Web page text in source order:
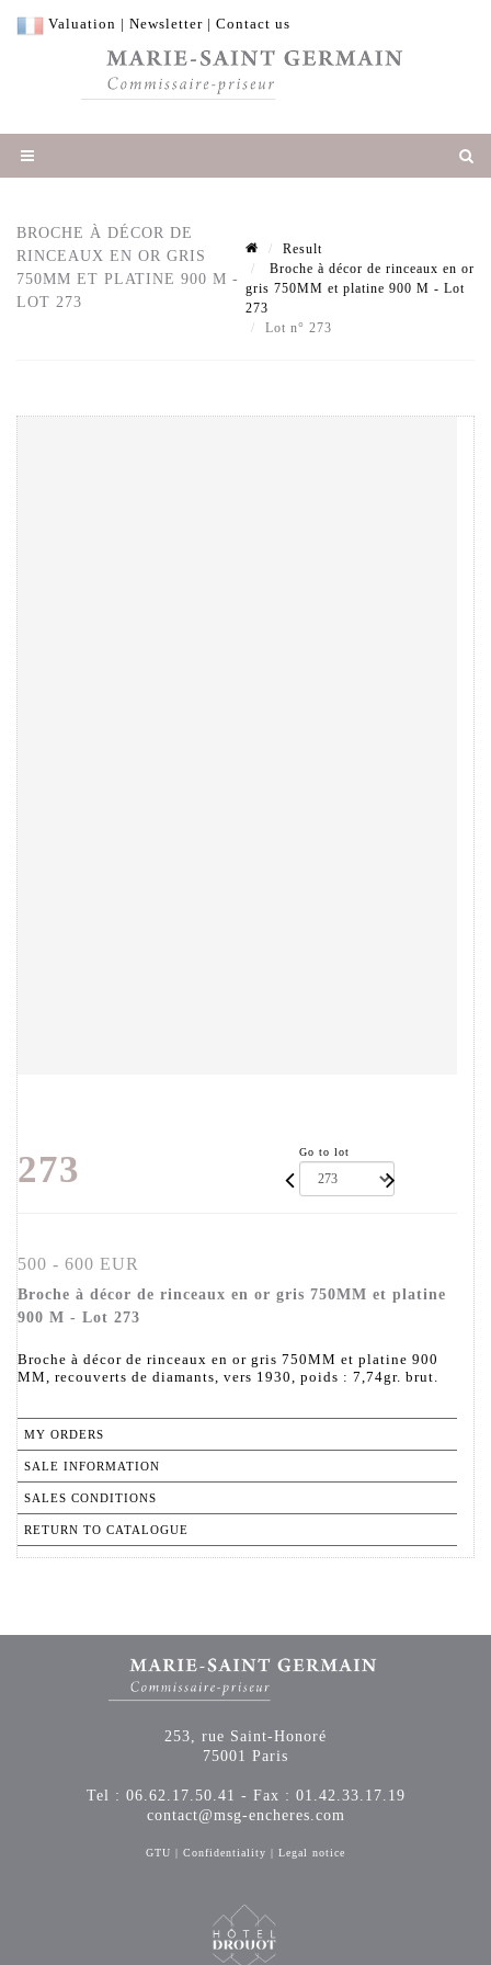
Valuation | Newsletter | Contact us
BROCHE À DÉCOR DE
RINCEAUX EN OR GRIS
750MM ET PLATINE 900 M -
LOT 273
Result
Broche à décor de rinceaux en or
gris 750MM et platine 900 M - Lot
273
Lot n° 273
273 Go to lot
500 - 600 EUR
Broche à décor de rinceaux en or gris 750MM et platine
900 M - Lot 273
Broche à décor de rinceaux en or gris 750MM et platine 900
MM, recouverts de diamants, vers 1930, poids : 7,74gr. brut.
MY ORDERS
SALE INFORMATION
SALES CONDITIONS
RETURN TO CATALOGUE
253, rue Saint-Honoré
75001 Paris
Tel : 06.62.17.50.41 - Fax : 01.42.33.17.19
contact@msg-encheres.com
GTU | Confidentiality | Legal notice